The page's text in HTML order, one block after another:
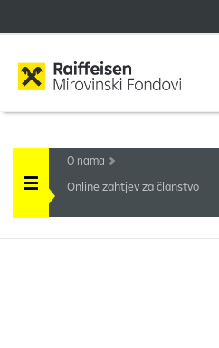
O nama
Online zahtjev za članstvo